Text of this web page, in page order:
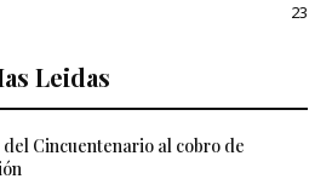
23
Leidas
Cincuentenario al cobro de